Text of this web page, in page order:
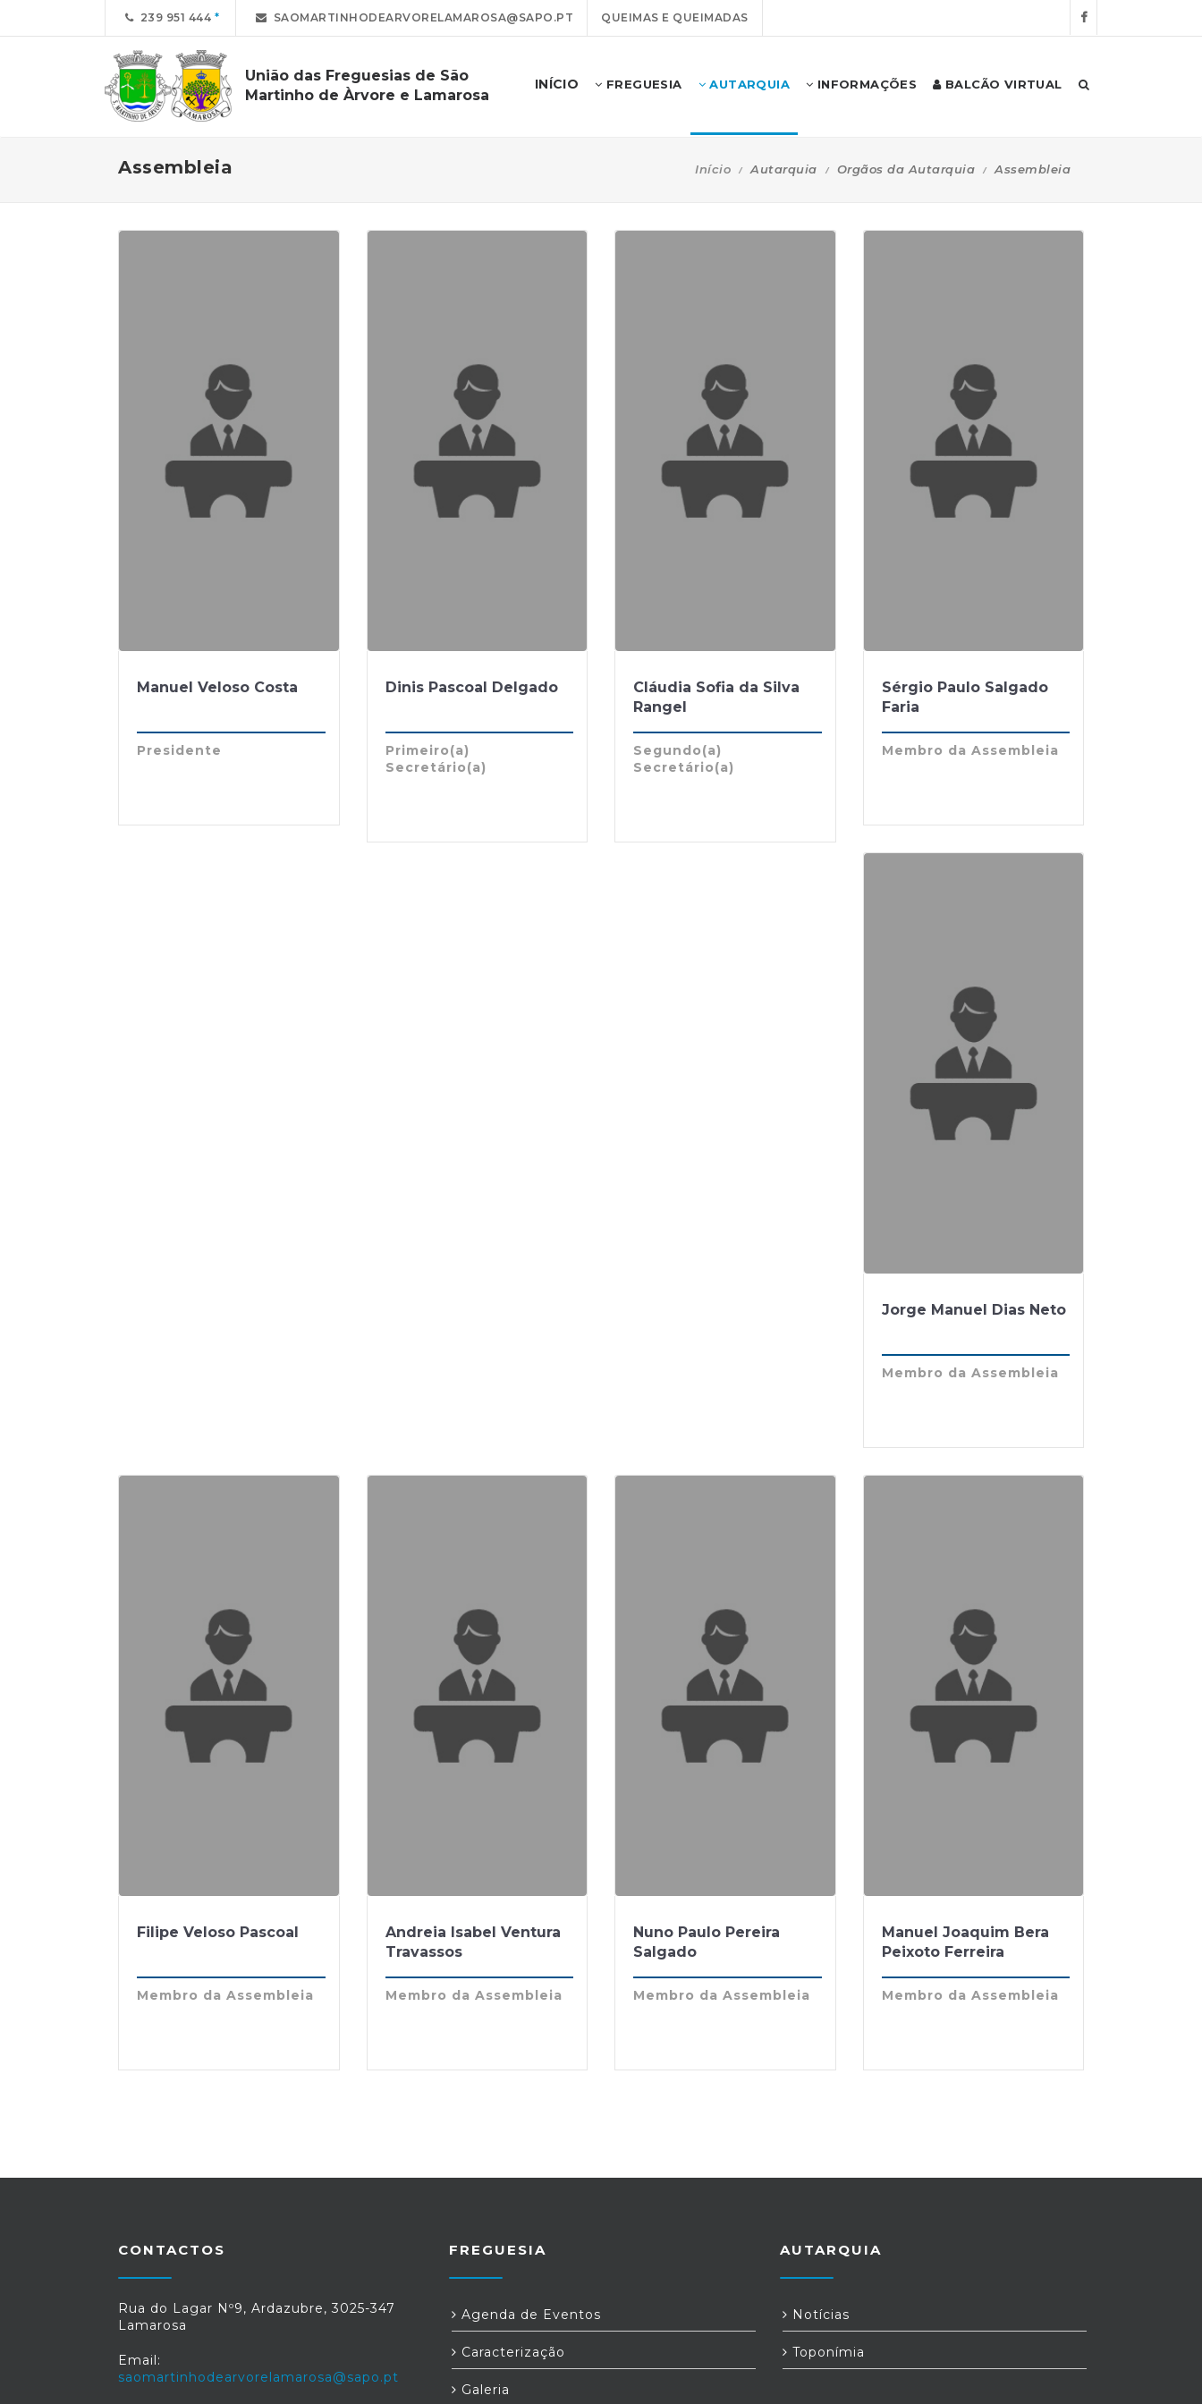
239 951 444 SAOMARTINHODEARVORELAMAROSA@SAPO.PT QUEIMAS E QUEIMADAS
União das Freguesias de São
Martinho de Àrvore e Lamarosa
INÍCIO FREGUESIA AUTARQUIA INFORMAÇÕES BALCÃO VIRTUAL
Assembleia Início Autarquia Orgãos da Autarquia Assembleia
Manuel Veloso Costa
Presidente
Dinis Pascoal Delgado
Primeiro(a)
Secretário(a)
Cláudia Sofia da Silva
Rangel
Segundo(a)
Secretário(a)
Sérgio Paulo Salgado
Faria
Membro da Assembleia
Jorge Manuel Dias Neto
Membro da Assembleia
Filipe Veloso Pascoal
Membro da Assembleia
Andreia Isabel Ventura
Travassos
Membro da Assembleia
Nuno Paulo Pereira
Salgado
Membro da Assembleia
Manuel Joaquim Bera
Peixoto Ferreira
Membro da Assembleia
CONTACTOS
Rua do Lagar Nº9, Ardazubre, 3025-347
Lamarosa
Email:
saomartinhodearvorelamarosa@sapo.pt
FREGUESIA
Agenda de Eventos
Caracterização
Galeria
AUTARQUIA
Notícias
Toponímia